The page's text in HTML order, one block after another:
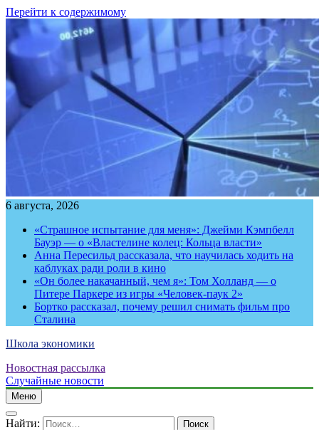
Перейти к содержимому
6 августа, 2026
«Страшное испытание для меня»: Джейми Кэмпбелл
Бауэр — о «Властелине колец: Кольца власти»
Анна Пересильд рассказала, что научилась ходить на
каблуках ради роли в кино
«Он более накачанный, чем я»: Том Холланд — о
Питере Паркере из игры «Человек-паук 2»
Бортко рассказал, почему решил снимать фильм про
Сталина
Школа экономики
Новостная рассылка
Случайные новости
Меню
Найти: